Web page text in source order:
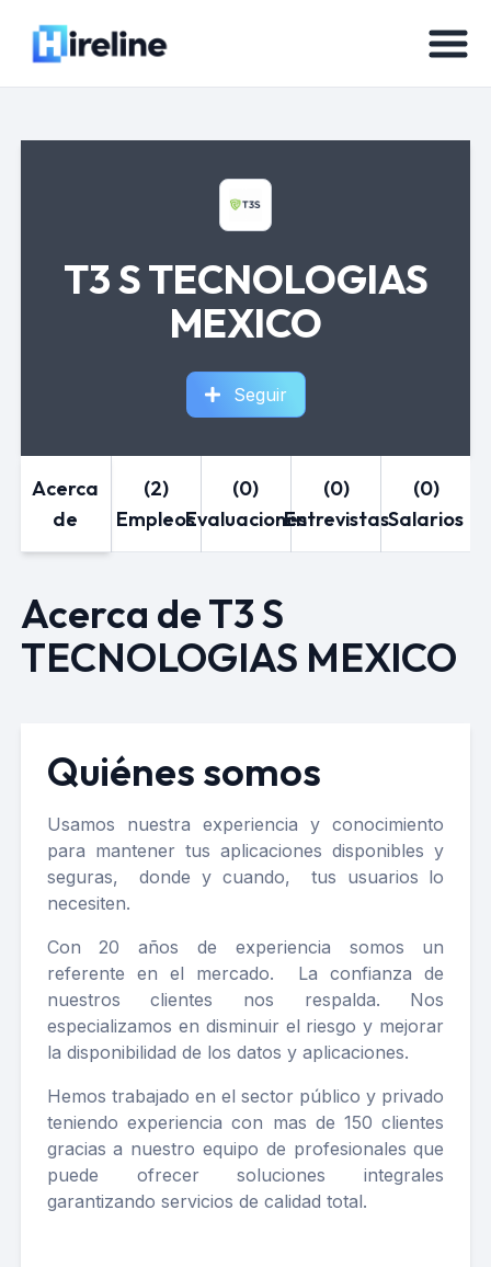
T3 S TECNOLOGIAS
MEXICO
Seguir
Acerca
de
(2)
Empleos
(0)
Evaluaciones
(0)
Entrevistas
(0)
Salarios
Acerca de T3 S
TECNOLOGIAS MEXICO
Quiénes somos
Usamos nuestra experiencia y conocimiento
para mantener tus aplicaciones disponibles y
seguras, donde y cuando, tus usuarios lo
necesiten.
Con 20 años de experiencia somos un
referente en el mercado. La confianza de
nuestros clientes nos respalda. Nos
especializamos en disminuir el riesgo y mejorar
la disponibilidad de los datos y aplicaciones.
Hemos trabajado en el sector público y privado
teniendo experiencia con mas de 150 clientes
gracias a nuestro equipo de profesionales que
puede ofrecer soluciones integrales
garantizando servicios de calidad total.